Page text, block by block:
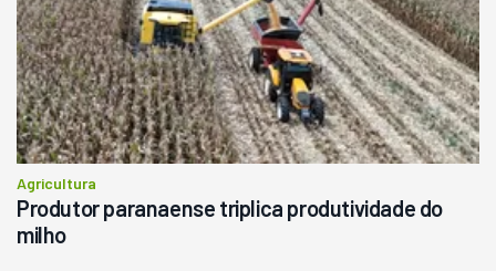
Agricultura
Produtor paranaense triplica produtividade do
milho